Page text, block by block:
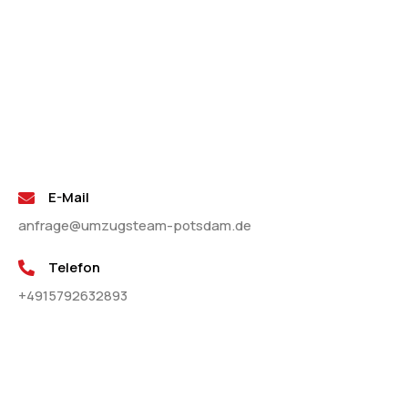
E-Mail
anfrage@umzugsteam-potsdam.de
Telefon
+4915792632893